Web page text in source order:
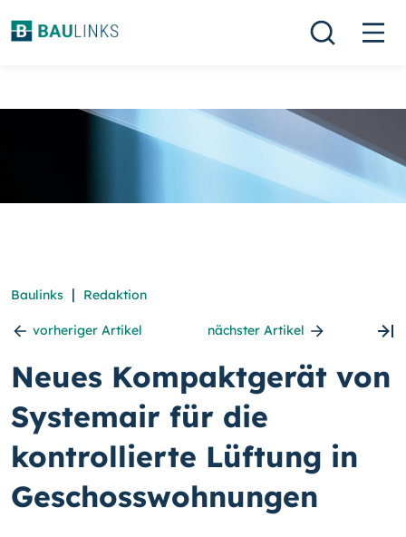
Baulinks | Redaktion
vorheriger Artikel nächster Artikel
Neues Kompaktgerät von
Systemair für die
kontrollierte Lüftung in
Geschosswohnungen